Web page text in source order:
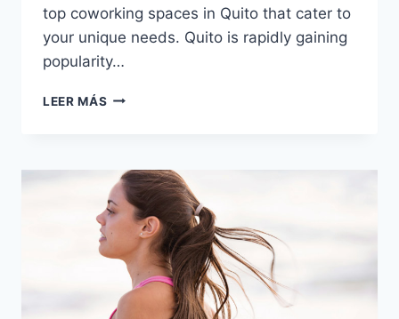
top coworking spaces in Quito that cater to
your unique needs. Quito is rapidly gaining
popularity…
LEER MÁS